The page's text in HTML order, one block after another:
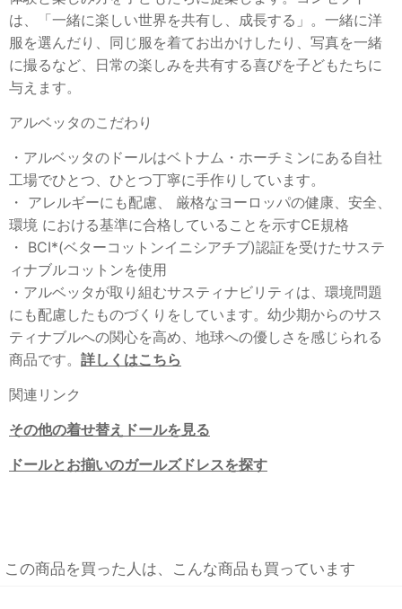
は、「一緒に楽しい世界を共有し、成長する」。一緒に洋
服を選んだり、同じ服を着てお出かけしたり、写真を一緒
に撮るなど、日常の楽しみを共有する喜びを子どもたちに
与えます。
アルベッタのこだわり
・アルベッタのドールはベトナム・ホーチミンにある自社
工場でひとつ、ひとつ丁寧に手作りしています。
・ アレルギーにも配慮、 厳格なヨーロッパの健康、安全、
環境 における基準に合格していることを示すCE規格
・ BCI*(ベターコットンイニシアチブ)認証を受けたサステ
ィナブルコットンを使用
・アルベッタが取り組むサスティナビリティは、環境問題
にも配慮したものづくりをしています。幼少期からのサス
ティナブルへの関心を高め、地球への優しさを感じられる
商品です。 詳しくはこちら
関連リンク
その他の着せ替えドールを見る
ドールとお揃いのガールズドレスを探す
この商品を買った人は、こんな商品も買っています